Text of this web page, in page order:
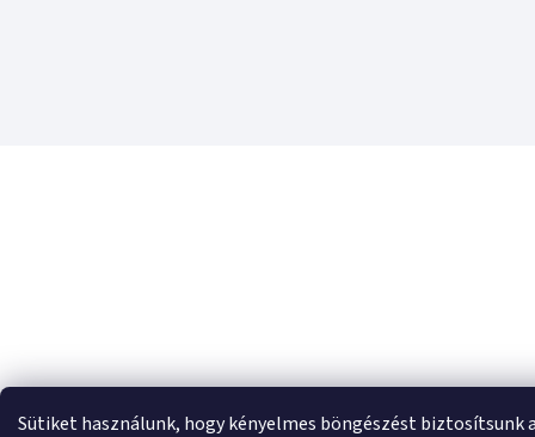
Sütiket használunk, hogy kényelmes böngészést biztosítsunk